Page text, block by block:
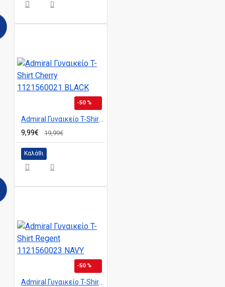
-50 %
Admiral Γυναικείο T-Shirt Cherry 1121560021 BLACK
9,99€ 19,99€
Καλάθι
-50 %
Admiral Γυναικείο T-Shirt Regent 1121560023 NAVY